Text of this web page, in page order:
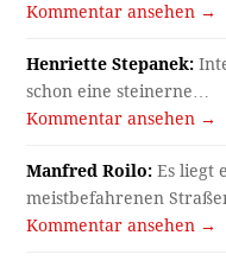
Kommentar ansehen →
Henriette Stepanek:
schon eine steinerne…
Kommentar ansehen →
Manfred Roilo: Es liegt
meistbefahrenen
Kommentar ansehen →